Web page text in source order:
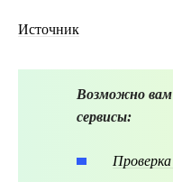
Источник
Возможно вам
сервисы: